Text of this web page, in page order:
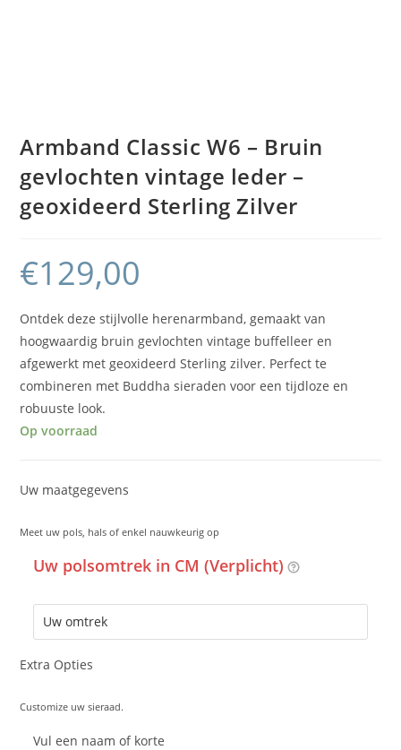
Armband Classic W6 – Bruin
gevlochten vintage leder –
geoxideerd Sterling Zilver
€129,00
Ontdek deze stijlvolle herenarmband, gemaakt van
hoogwaardig bruin gevlochten vintage buffelleer en
afgewerkt met geoxideerd Sterling zilver. Perfect te
combineren met Buddha sieraden voor een tijdloze en
robuuste look.
Op voorraad
Uw maatgegevens
Meet uw pols, hals of enkel nauwkeurig op
Uw polsomtrek in CM (Verplicht)
Extra Opties
Customize uw sieraad.
Vul een naam of korte